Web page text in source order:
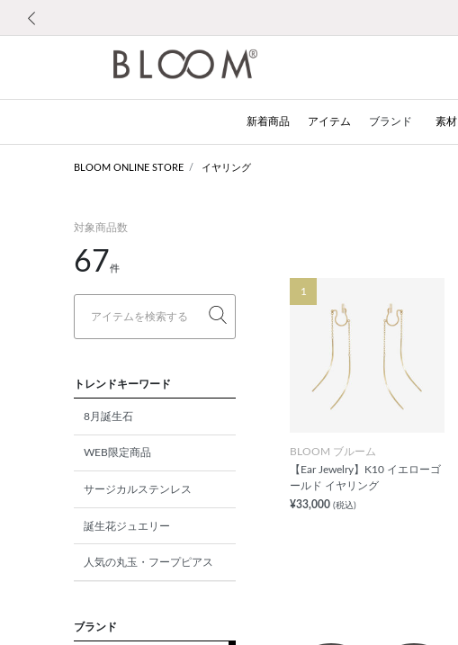
新着商品 アイテム ブランド 素材
BLOOM ONLINE STORE イヤリング
対象商品数
67件
トレンドキーワード
8月誕生石
WEB限定商品
サージカルステンレス
誕生花ジュエリー
人気の丸玉・フープピアス
ブランド
1
BLOOM ブルーム
【Ear Jewelry】K10 イエローゴ
ールド イヤリング
¥33,000 (税込)